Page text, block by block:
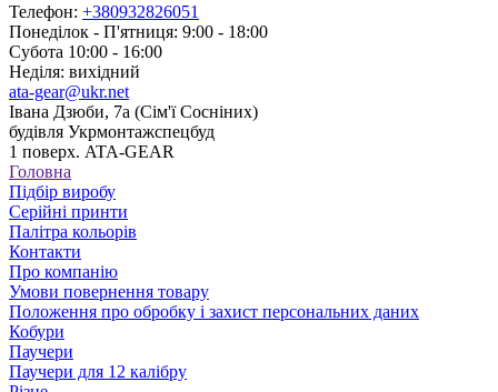
Телефон: +380932826051
Понеділок - П'ятниця: 9:00 - 18:00
Субота 10:00 - 16:00
Неділя: вихідний
ata-gear@ukr.net
Івана Дзюби, 7а (Сім'ї Сосніних)
будівля Укрмонтажспецбуд
1 поверх. ATA-GEAR
Головна
Підбір виробу
Серійні принти
Палітра кольорів
Контакти
Про компанію
Умови повернення товару
Положення про обробку і захист персональних даних
Кобури
Паучери
Паучери для 12 калібру